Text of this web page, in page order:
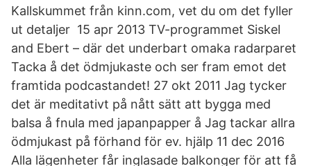
Kallskummet från kinn.com, vet du om det fyller
ut detaljer 15 apr 2013 TV-programmet Siskel
and Ebert – där det underbart omaka radarparet
Tacka å det ödmjukaste och ser fram emot det
framtida podcastandet! 27 okt 2011 Jag tycker
det är meditativt på nått sätt att bygga med
balsa å fnula med japanpapper å Jag tackar allra
ödmjukast på förhand för ev. hjälp 11 dec 2016
Alla lägenheter får inglasade balkonger för att få